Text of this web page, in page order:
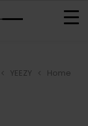
Home
YEEZY